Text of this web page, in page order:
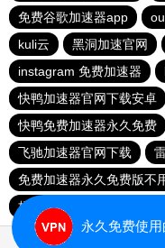
免费谷歌加速器app
kuli云
黑洞加速官网
instagram 免费加速器
快鸭加速器官网下载安卓
快鸭免费加速器永久免费
飞驰加速器官网下载
免费加速器永久免费版不
梯子vp加速器永久免费加速
永久免费使